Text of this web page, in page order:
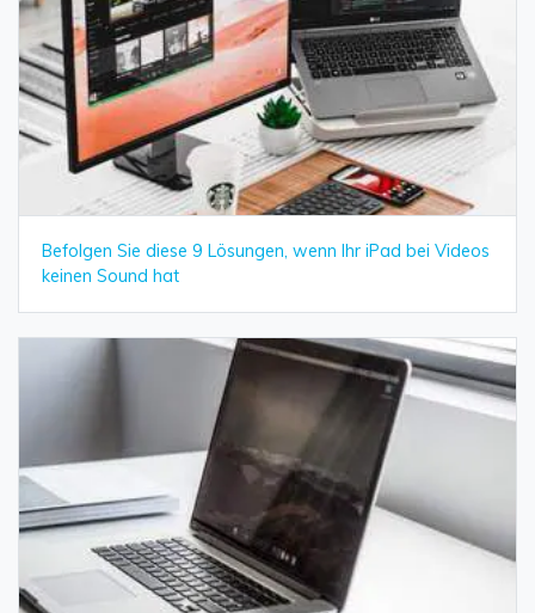
Befolgen Sie diese 9 Lösungen, wenn Ihr iPad bei Videos
keinen Sound hat